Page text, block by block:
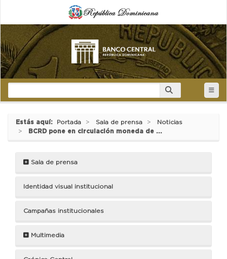
Estás aquí: Portada Sala de prensa
Noticias
BCRD pone en circulación moneda de ...
Sala de prensa
Identidad visual institucional
Campañas institucionales
Multimedia